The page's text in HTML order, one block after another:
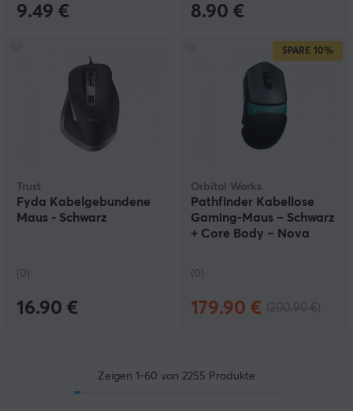
9.49 € 8.90 €
Trust
Fyda Kabelgebundene
Maus - Schwarz
(0)
16.90 €
SPARE 10%
Orbital Works
Pathfinder Kabellose
Gaming-Maus – Schwarz
+ Core Body – Nova
(0)
179.90 €
Zeigen 1-60 von 2255 Produkte